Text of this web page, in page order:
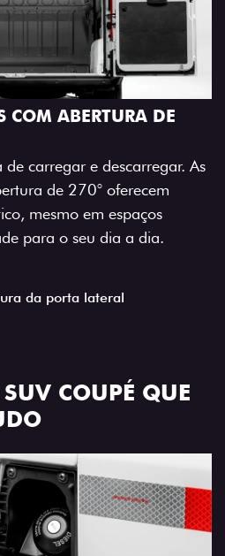
COM ABERTURA DE
carregar e descarregar. As
de 270° oferecem
mesmo em espaços
para o seu dia a dia.
COUPÉ QUE